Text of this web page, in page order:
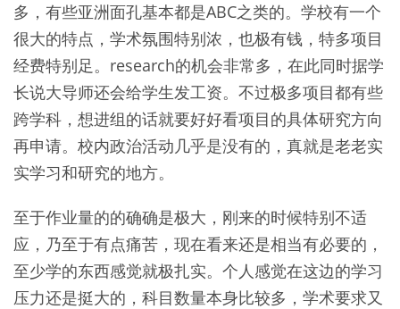
多，有些亚洲面孔基本都是ABC之类的。学校有一个
很大的特点，学术氛围特别浓，也极有钱，特多项目
经费特别足。research的机会非常多，在此同时据学
长说大导师还会给学生发工资。不过极多项目都有些
跨学科，想进组的话就要好好看项目的具体研究方向
再申请。校内政治活动几乎是没有的，真就是老老实
实学习和研究的地方。
至于作业量的的确确是极大，刚来的时候特别不适
应，乃至于有点痛苦，现在看来还是相当有必要的，
至少学的东西感觉就极扎实。个人感觉在这边的学习
压力还是挺大的，科目数量本身比较多，学术要求又